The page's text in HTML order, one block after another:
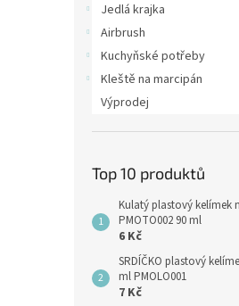
Jedlá krajka
Airbrush
Kuchyňské potřeby
Kleště na marcipán
Výprodej
Top 10 produktů
Kulatý plastový kelímek
PMOTO002 90 ml
6 Kč
SRDÍČKO plastový
ml PMOLO001
7 Kč